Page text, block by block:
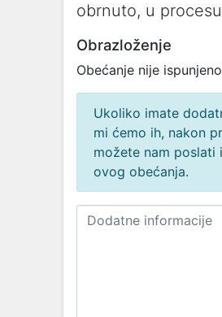
obrnuto, u
Obrazloženje
Obećanje nije
Ukoliko imate
mi ćemo ih, nakon
možete nam poslati
ovog obećanja.